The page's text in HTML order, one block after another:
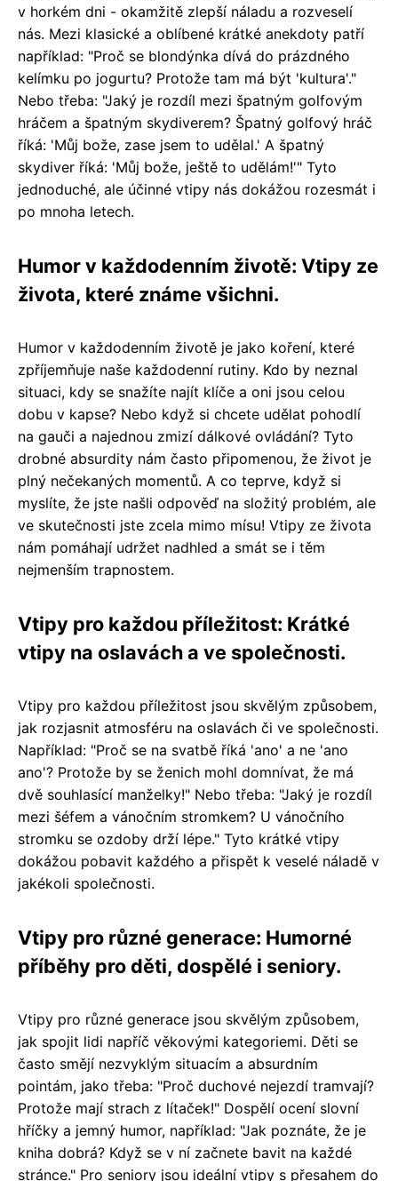
v horkém dni - okamžitě zlepší náladu a rozveselí
nás. Mezi klasické a oblíbené krátké anekdoty patří
například: "Proč se blondýnka dívá do prázdného
kelímku po jogurtu? Protože tam má být 'kultura'."
Nebo třeba: "Jaký je rozdíl mezi špatným golfovým
hráčem a špatným skydiverem? Špatný golfový hráč
říká: 'Můj bože, zase jsem to udělal.' A špatný
skydiver říká: 'Můj bože, ještě to udělám!'" Tyto
jednoduché, ale účinné vtipy nás dokážou rozesmát i
po mnoha letech.
Humor v každodenním životě: Vtipy ze
života, které známe všichni.
Humor v každodenním životě je jako koření, které
zpříjemňuje naše každodenní rutiny. Kdo by neznal
situaci, kdy se snažíte najít klíče a oni jsou celou
dobu v kapse? Nebo když si chcete udělat pohodlí
na gauči a najednou zmizí dálkové ovládání? Tyto
drobné absurdity nám často připomenou, že život je
plný nečekaných momentů. A co teprve, když si
myslíte, že jste našli odpověď na složitý problém, ale
ve skutečnosti jste zcela mimo mísu! Vtipy ze života
nám pomáhají udržet nadhled a smát se i těm
nejmenším trapnostem.
Vtipy pro každou příležitost: Krátké
vtipy na oslavách a ve společnosti.
Vtipy pro každou příležitost jsou skvělým způsobem,
jak rozjasnit atmosféru na oslavách či ve společnosti.
Například: "Proč se na svatbě říká 'ano' a ne 'ano
ano'? Protože by se ženich mohl domnívat, že má
dvě souhlasící manželky!" Nebo třeba: "Jaký je rozdíl
mezi šéfem a vánočním stromkem? U vánočního
stromku se ozdoby drží lépe." Tyto krátké vtipy
dokážou pobavit každého a přispět k veselé náladě v
jakékoli společnosti.
Vtipy pro různé generace: Humorné
příběhy pro děti, dospělé i seniory.
Vtipy pro různé generace jsou skvělým způsobem,
jak spojit lidi napříč věkovými kategoriemi. Děti se
často smějí nezvyklým situacím a absurdním
pointám, jako třeba: "Proč duchové nejezdí tramvají?
Protože mají strach z lítaček!" Dospělí ocení slovní
hříčky a jemný humor, například: "Jak poznáte, že je
kniha dobrá? Když se v ní začnete bavit na každé
stránce." Pro seniory jsou ideální vtipy s přesahem do